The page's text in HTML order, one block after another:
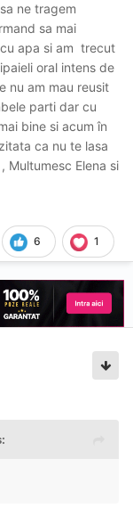
ne tragem
sa mai
apa si am trecut
oral intens de
nu am mau reusit
parti dar cu
bine si acum în
ca nu te lasa
Multumesc Elena si
6 1